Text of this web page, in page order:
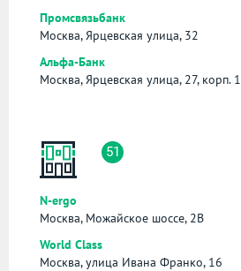
Промсвязьбанк
Москва, Ярцевская улица, 32
Альфа-Банк
Москва, Ярцевская улица, 27, корп. 1
51
N-ergo
Москва, Можайское шоссе, 2В
World Class
Москва, улица Ивана Франко, 16